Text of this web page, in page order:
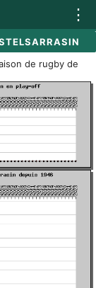
⋮
de rugby de